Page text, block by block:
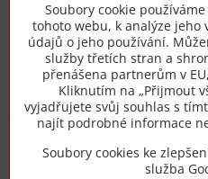
+420 775 973 319
info​@zipzop​.cz
Objednávky
Vše k nákupu
Soubory cookie
tohoto webu, k analýze jeho
údajů o jeho používání.
služby třetích stran a
přenášena partnerům v
Kliknutím na „Přijmout
vyjadřujete svůj souhlas s
najít podrobné informace
Soubory cookies ke
služba